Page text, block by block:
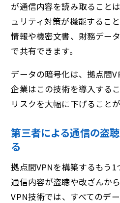
が通信内容を読み取ること
ュリティ対策が機能するこ
情報や機密文書、財務デー
で共有できます。
データの暗号化は、拠点間
企業はこの技術を導入する
リスクを大幅に下げることが
第三者による通信の盗
る
拠点間VPNを構築するもう1
通信内容が盗聴や改ざんか
VPN技術では、すべてのデ